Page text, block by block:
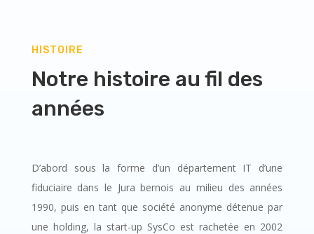
HISTOIRE
Notre histoire au fil des
années
D’abord sous la forme d’un département IT d’une
fiduciaire dans le Jura bernois au milieu des années
1990, puis en tant que société anonyme détenue par
une holding, la start-up SysCo est rachetée en 2002